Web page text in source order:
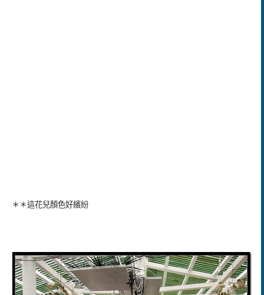
＊＊這花兒顏色好繽紛